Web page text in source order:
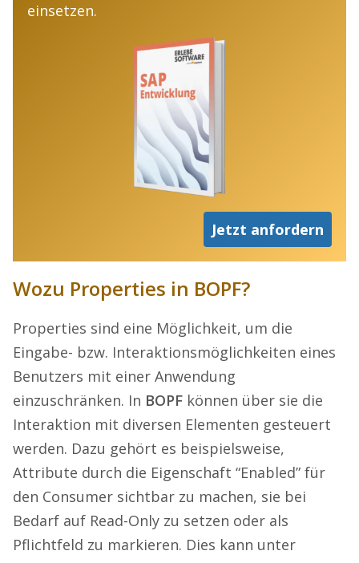
einsetzen.
Jetzt anfordern
Wozu Properties in BOPF?
Properties sind eine Möglichkeit, um die
Eingabe- bzw. Interaktionsmöglichkeiten eines
Benutzers mit einer Anwendung
einzuschränken. In BOPF können über sie die
Interaktion mit diversen Elementen gesteuert
werden. Dazu gehört es beispielsweise,
Attribute durch die Eigenschaft “Enabled” für
den Consumer sichtbar zu machen, sie bei
Bedarf auf Read-Only zu setzen oder als
Pflichtfeld zu markieren. Dies kann unter